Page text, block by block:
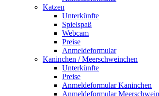
Katzen
Unterkünfte
Spielspaß
Webcam
Preise
Anmeldeformular
Kaninchen / Meerschweinchen
Unterkünfte
Preise
Anmeldeformular Kaninchen
Anmeldeformular